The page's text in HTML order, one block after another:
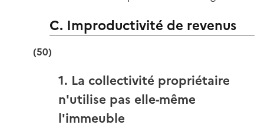
C. Improductivité de revenus
(50)
1. La collectivité propriétaire
n'utilise pas elle-même
l'immeuble